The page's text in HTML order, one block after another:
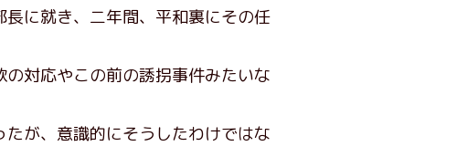
に就き、二年間、平和裏にその任
対応やこの前の誘拐事件みたいな
が、意識的にそうしたわけではな